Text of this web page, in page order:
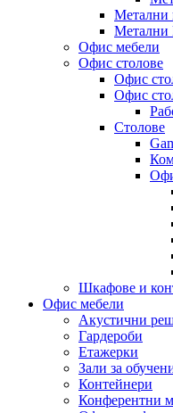
Метални
Офис мебели
Офис столове
Офис
Офис
Столове
Шкафове и
Офис мебели
Акустични
Гардероби
Етажерки
Зали за
Контейнери
Конферентни